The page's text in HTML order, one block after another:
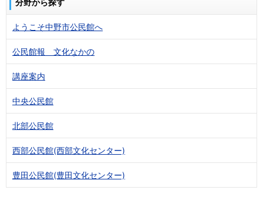
分野から探す
ようこそ中野市公民館へ
公民館報 文化なかの
講座案内
中央公民館
北部公民館
西部公民館(西部文化センター)
豊田公民館(豊田文化センター)